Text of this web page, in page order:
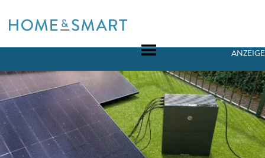
to
ANZEIGE